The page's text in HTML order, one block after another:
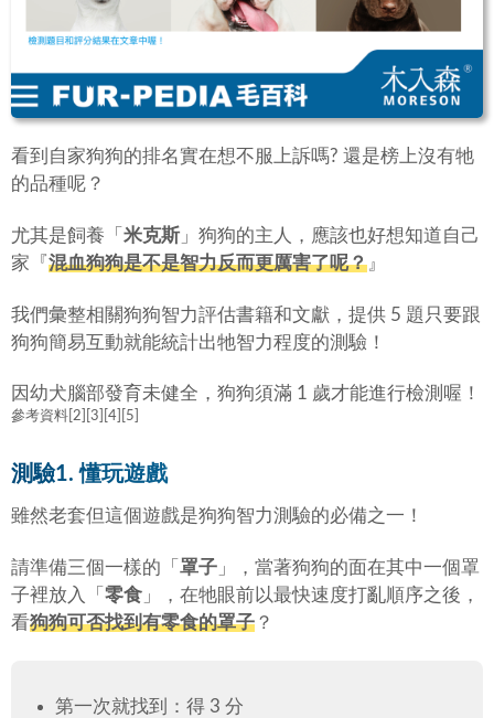
看到自家狗狗的排名實在想不服上訴嗎? 還是榜上沒有牠
的品種呢？
尤其是飼養「 米克斯 」狗狗的主人，應該也好想知道自己
家『 混血狗狗是不是智力反而更厲害了呢？ 』
我們彙整相關狗狗智力評估書籍和文獻，提供 5 題只要跟
狗狗簡易互動就能統計出牠智力程度的測驗！
因幼犬腦部發育未健全，狗狗須滿 1 歲才能進行檢測喔！
參考資料[2][3][4][5]
測驗1. 懂玩遊戲
雖然老套但這個遊戲是狗狗智力測驗的必備之一！
請準備三個一樣的「 罩子 」，當著狗狗的面在其中一個罩
子裡放入「 零食 」，在牠眼前以最快速度打亂順序之後，
看狗狗可否找到有零食的罩子 ？
第一次就找到：得 3 分